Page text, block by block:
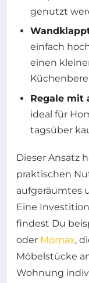
genutzt
einfach
einen
Regale mit
ideal für
tagsüber
Dieser Ansatz
praktischen
aufgeräumtes
Eine
findest Du
oder Mömax,
Möbelstücke
Wohnung